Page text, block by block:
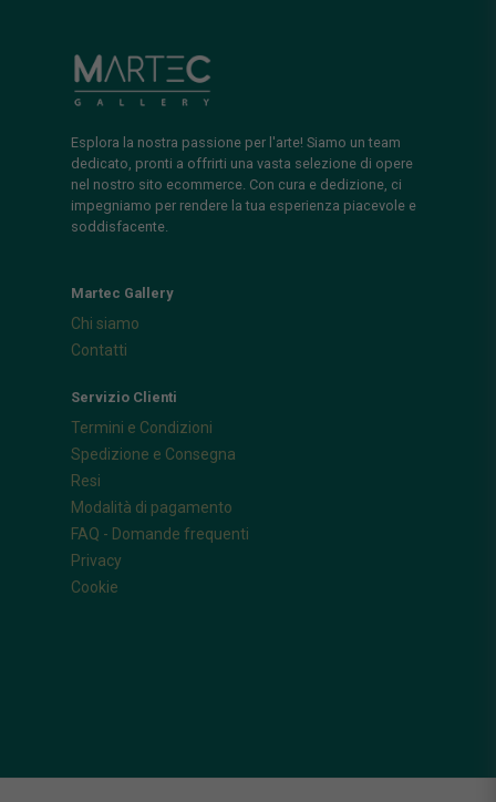
Esplora la nostra passione per l'arte! Siamo un team
dedicato, pronti a offrirti una vasta selezione di opere
nel nostro sito ecommerce. Con cura e dedizione, ci
impegniamo per rendere la tua esperienza piacevole e
soddisfacente.
Martec Gallery
Chi siamo
Contatti
Servizio Clienti
Termini e Condizioni
Spedizione e Consegna
Resi
Modalità di pagamento
FAQ - Domande frequenti
Privacy
Cookie